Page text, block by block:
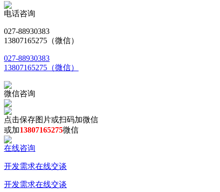
电话咨询
027-88930383
13807165275（微信）
027-88930383
13807165275（微信）
微信咨询
点击保存图片或扫码加微信
或加13807165275微信
在线咨询
开发需求在线交谈
开发需求在线交谈